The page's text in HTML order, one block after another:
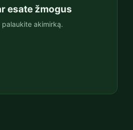
esate žmogus
palaukite akimirką.